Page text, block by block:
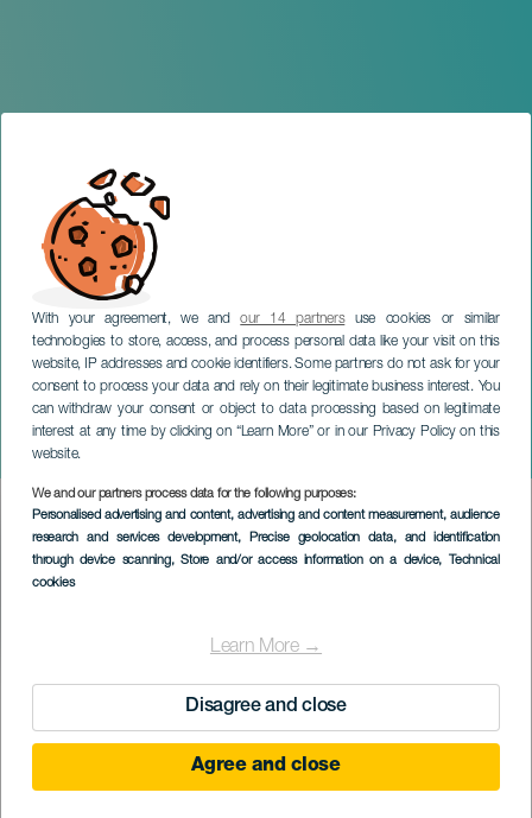
With your agreement, we andour 14 partnersuse cookies or similar
technologies to store, access, and process personal data like your visit on this
website, IP addresses and cookie identifiers. Some partners do not ask for your
consent to process your data and rely on their legitimate business interest. You
can withdraw your consent or object to data processing based on legitimate
interest at any time by clicking on “Learn More” or in our Privacy Policy on this
website.
We and our partners process data for the following purposes:
Personalised advertising and content, advertising and content measurement, audience
research and services development, Precise geolocation data, and identification
through device scanning, Store and/or access information on a device, Technical
cookies
Learn More →
Disagree and close
Agree and close
GWA Wingfoil World Cup
Gran Canaria 2023
GRAN CANARIA
Imagen
Listado
VERGANGENE VERANSTALTUNG